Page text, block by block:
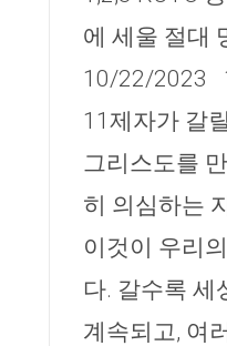
에 세울 절대
10/22/2023
11제자가 갈
그리스도를
히 의심하는
이것이 우리
다. 갈수록 세
계속되고, 여